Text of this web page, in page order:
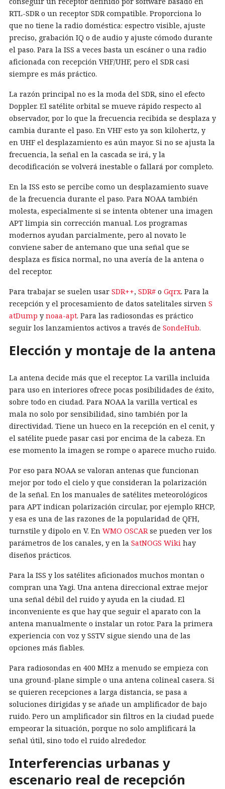
RTL-SDR o un receptor SDR compatible. Proporciona lo
que no tiene la radio doméstica: espectro visible, ajuste
preciso, grabación IQ o de audio y ajuste cómodo durante
el paso. Para la ISS a veces basta un escáner o una radio
aficionada con recepción VHF/UHF, pero el SDR casi
siempre es más práctico.
La razón principal no es la moda del SDR, sino el efecto
Doppler. El satélite orbital se mueve rápido respecto al
observador, por lo que la frecuencia recibida se desplaza y
cambia durante el paso. En VHF esto ya son kilohertz, y
en UHF el desplazamiento es aún mayor. Si no se ajusta la
frecuencia, la señal en la cascada se irá, y la
decodificación se volverá inestable o fallará por completo.
En la ISS esto se percibe como un desplazamiento suave
de la frecuencia durante el paso. Para NOAA también
molesta, especialmente si se intenta obtener una imagen
APT limpia sin corrección manual. Los programas
modernos ayudan parcialmente, pero al novato le
conviene saber de antemano que una señal que se
desplaza es física normal, no una avería de la antena o
del receptor.
Para trabajar se suelen usar SDR++, SDR# o Gqrx. Para la
recepción y el procesamiento de datos satelitales sirven S
atDump y noaa-apt. Para las radiosondas es práctico
seguir los lanzamientos activos a través de SondeHub.
Elección y montaje de la antena
La antena decide más que el receptor. La varilla incluida
para uso en interiores ofrece pocas posibilidades de éxito,
sobre todo en ciudad. Para NOAA la varilla vertical es
mala no solo por sensibilidad, sino también por la
directividad. Tiene un hueco en la recepción en el cenit, y
el satélite puede pasar casi por encima de la cabeza. En
ese momento la imagen se rompe o aparece mucho ruido.
Por eso para NOAA se valoran antenas que funcionan
mejor por todo el cielo y que consideran la polarización
de la señal. En los manuales de satélites meteorológicos
para APT indican polarización circular, por ejemplo RHCP,
y esa es una de las razones de la popularidad de QFH,
turnstile y dipolo en V. En WMO OSCAR se pueden ver los
parámetros de los canales, y en la SatNOGS Wiki hay
diseños prácticos.
Para la ISS y los satélites aficionados muchos montan o
compran una Yagi. Una antena direccional extrae mejor
una señal débil del ruido y ayuda en la ciudad. El
inconveniente es que hay que seguir el aparato con la
antena manualmente o instalar un rotor. Para la primera
experiencia con voz y SSTV sigue siendo una de las
opciones más fiables.
Para radiosondas en 400 MHz a menudo se empieza con
una ground-plane simple o una antena colineal casera. Si
se quieren recepciones a larga distancia, se pasa a
soluciones dirigidas y se añade un amplificador de bajo
ruido. Pero un amplificador sin filtros en la ciudad puede
empeorar la situación, porque no solo amplificará la
señal útil, sino todo el ruido alrededor.
Interferencias urbanas y
escenario real de recepción